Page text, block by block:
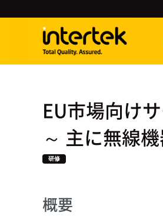
EU市場向け
～ 主に無線
研修
概要